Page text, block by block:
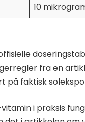
10
fra en
på faktisk
i praksis